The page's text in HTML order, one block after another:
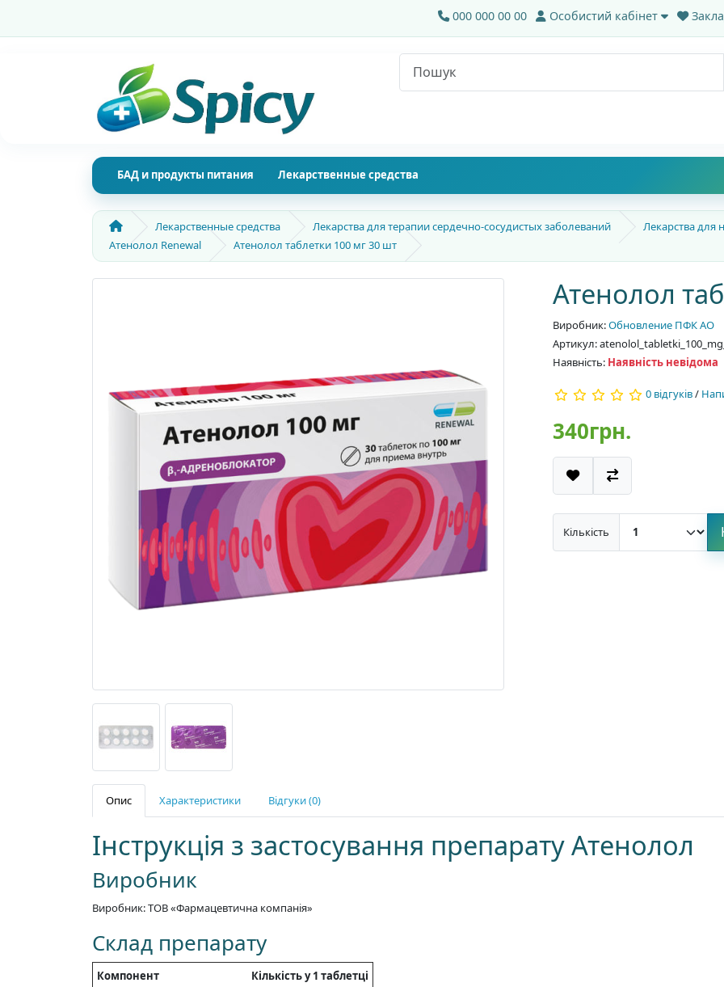
000 000 00 00 Особистий кабінет
БАД и продукты питания Лекарственные средства
Лекарственные средства Лекарства для терапии сердечно-сосудистых заболеваний
Лекарства для
Атенолол Renewal
Атенолол таблетки 100 мг 30 шт
Атенолол
Виробник:Обновление ПФК АО
Артикул:
Наявність: Наявність невідома
0 відгуків/
340грн.
Кількість
Опис Характеристики Відгуки (0)
Інструкція з застосування препарату Атенолол
Виробник
Виробник: ТОВ «Фармацевтична компанія»
Склад препарату
Компонент
Кількість у 1 таблетці